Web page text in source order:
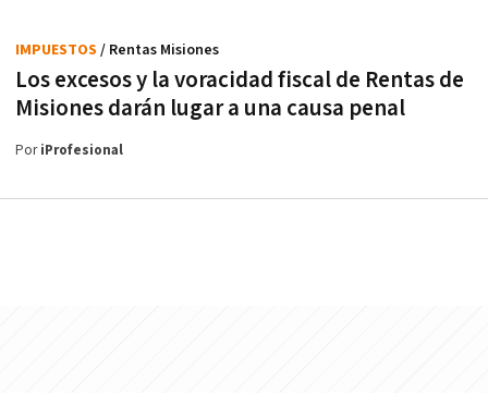
Los excesos y la voracidad fiscal de Rentas de
Misiones darán lugar a una causa penal
IMPUESTOS / Rentas Misiones
PoriProfesional